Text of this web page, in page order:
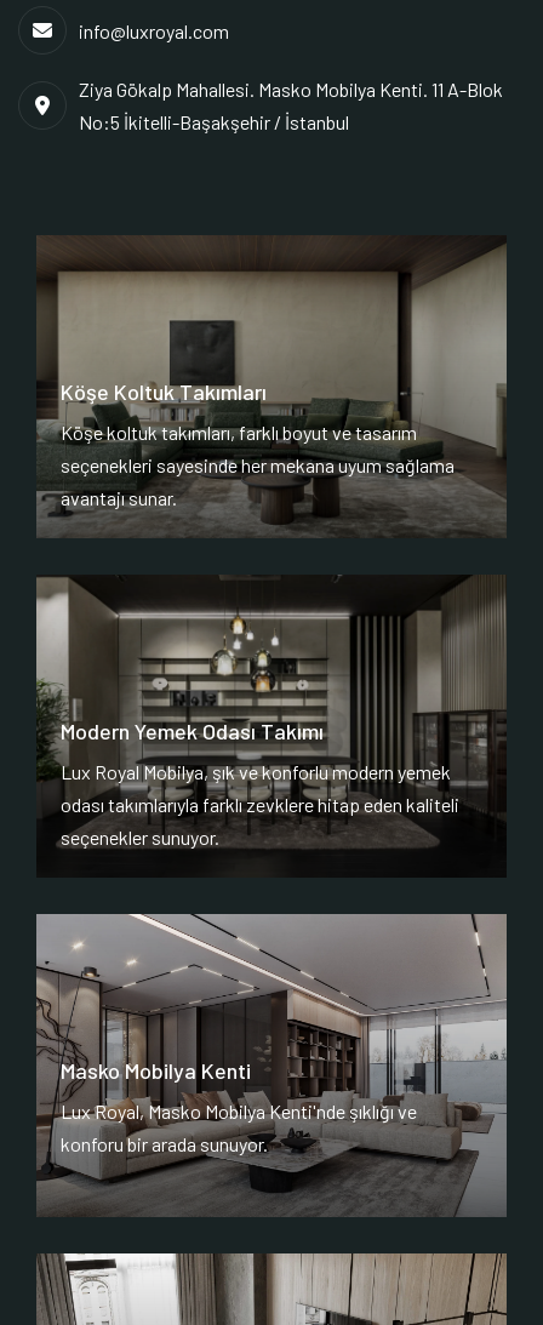
info@luxroyal.com
Ziya Gökalp Mahallesi. Masko Mobilya Kenti. 11 A-Blok
No:5 İkitelli-Başakşehir / İstanbul
Köşe Koltuk Takımları
Köşe koltuk takımları, farklı boyut ve tasarım
seçenekleri sayesinde her mekana uyum sağlama
avantajı sunar.
Modern Yemek Odası Takımı
Lux Royal Mobilya, şık ve konforlu modern yemek
odası takımlarıyla farklı zevklere hitap eden kaliteli
seçenekler sunuyor.
Masko Mobilya Kenti
Lux Royal, Masko Mobilya Kenti'nde şıklığı ve
konforu bir arada sunuyor.